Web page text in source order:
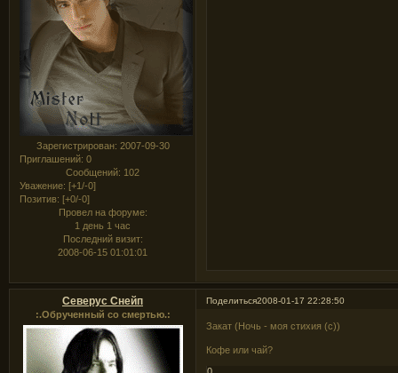
Зарегистрирован: 2007-09-30
Приглашений: 0
Сообщений: 102
Уважение: [+1/-0]
Позитив: [+0/-0]
Провел на форуме:
1 день 1 час
Последний визит:
2008-06-15 01:01:01
Поделиться2008-01-17 22:28:50
Северус Снейп
:.Обрученный со смертью.:
Закат (Ночь - моя стихия (с))
Кофе или чай?